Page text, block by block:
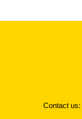
Contact us: